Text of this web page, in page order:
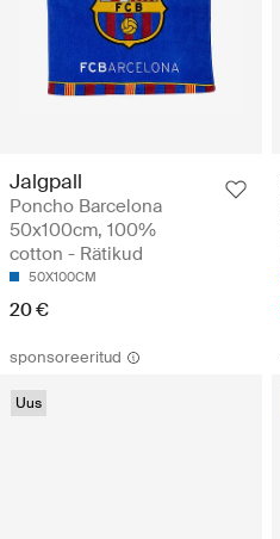
Jalgpall
Poncho Barcelona
50x100cm, 100%
cotton - Rätikud
50X100CM
20 €
sponsoreeritud
Uus